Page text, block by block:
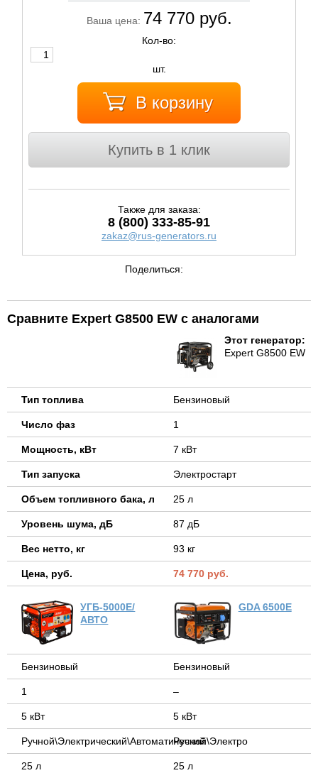
Ваша цена: 74 770 руб.
Кол-во:
шт.
В корзину
Купить в 1 клик
Также для заказа:
8 (800) 333-85-91
zakaz@rus-generators.ru
Поделиться:
Сравните Expert G8500 EW с аналогами
Тип топлива
Число фаз
Мощность, кВт
Тип запуска
Объем топливного бака, л
Уровень шума, дБ
Вес нетто, кг
Цена, руб.
Этот генератор:
Expert G8500 EW
Бензиновый
1
7 кВт
Электростарт
25 л
87 дБ
93 кг
74 770 руб.
УГБ-5000Е/
АВТО
Бензиновый
1
5 кВт
Ручной\Электрический\Автоматический
25 л
GDA 6500E
Бензиновый
–
5 кВт
Ручной\Электро
25 л